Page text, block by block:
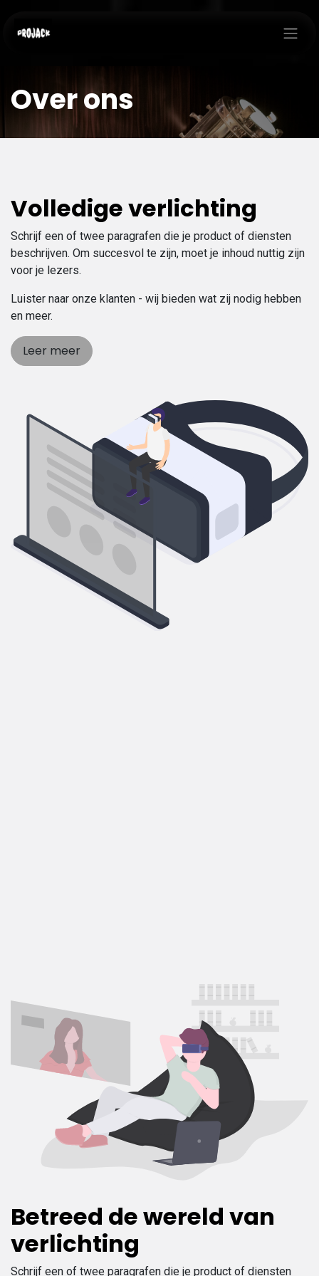
Over ons
Volledige verlichting
Schrijf een of twee paragrafen die je product of diensten
beschrijven. Om succesvol te zijn, moet je inhoud nuttig zijn
voor je lezers.
Luister naar onze klanten - wij bieden wat zij nodig hebben
en meer.
Leer meer
Betreed de wereld van
verlichting
Schrijf een of twee paragrafen die je product of diensten